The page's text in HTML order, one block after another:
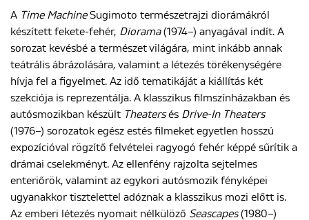
A Time MachineSugimoto természetrajzi diorámákról
készített fekete-fehér, Diorama(1974–) anyagával indít. A
sorozat kevésbé a természet világára, mint inkább annak
teátrális ábrázolására, valamint a létezés törékenységére
hívja fel a figyelmet. Az idő tematikáját a kiállítás két
szekciója is reprezentálja. A klasszikus filmszínházakban és
autósmozikban készült Theatersés Drive-In Theaters
(1976–) sorozatok egész estés filmeket egyetlen hosszú
expozícióval rögzítő felvételei ragyogó fehér képpé sűrítik a
drámai cselekményt. Az ellenfény rajzolta sejtelmes
enteriőrök, valamint az egykori autósmozik fényképei
ugyanakkor tisztelettel adóznak a klasszikus mozi előtt is.
Az emberi létezés nyomait nélkülöző Seascapes(1980–)